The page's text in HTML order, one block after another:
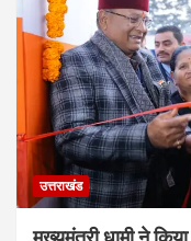
उत्तराखंड